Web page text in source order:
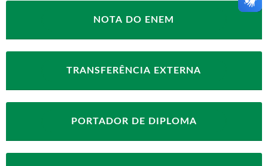
NOTA DO ENEM
TRANSFERÊNCIA EXTERNA
PORTADOR DE DIPLOMA